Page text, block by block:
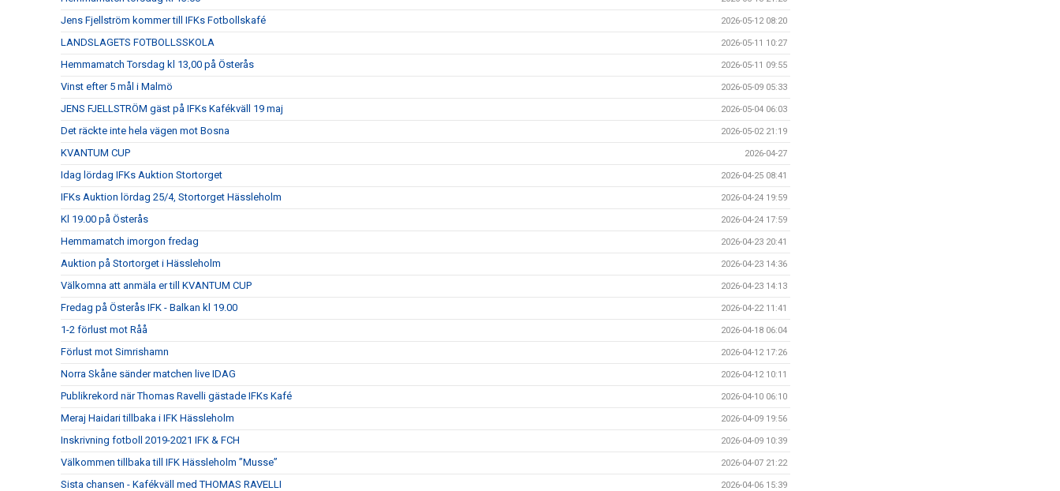
Jens Fjellström kommer till IFKs Fotbollskafé 2026-05-12 08:20
LANDSLAGETS FOTBOLLSSKOLA 2026-05-11 10:27
Hemmamatch Torsdag kl 13,00 på Österås 2026-05-11 09:55
Vinst efter 5 mål i Malmö 2026-05-09 05:33
JENS FJELLSTRÖM gäst på IFKs Kafékväll 19 maj 2026-05-04 06:03
Det räckte inte hela vägen mot Bosna 2026-05-02 21:19
KVANTUM CUP 2026-04-27
Idag lördag IFKs Auktion Stortorget 2026-04-25 08:41
IFKs Auktion lördag 25/4, Stortorget Hässleholm 2026-04-24 19:59
Kl 19.00 på Österås 2026-04-24 17:59
Hemmamatch imorgon fredag 2026-04-23 20:41
Auktion på Stortorget i Hässleholm 2026-04-23 14:36
Välkomna att anmäla er till KVANTUM CUP 2026-04-23 14:13
Fredag på Österås IFK - Balkan kl 19.00 2026-04-22 11:41
1-2 förlust mot Råå 2026-04-18 06:04
Förlust mot Simrishamn 2026-04-12 17:26
Norra Skåne sänder matchen live IDAG 2026-04-12 10:11
Publikrekord när Thomas Ravelli gästade IFKs Kafé 2026-04-10 06:10
Meraj Haidari tillbaka i IFK Hässleholm 2026-04-09 19:56
Inskrivning fotboll 2019-2021 IFK & FCH 2026-04-09 10:39
Välkommen tillbaka till IFK Hässleholm ”Musse” 2026-04-07 21:22
Sista chansen - Kafékväll med THOMAS RAVELLI 2026-04-06 15:39